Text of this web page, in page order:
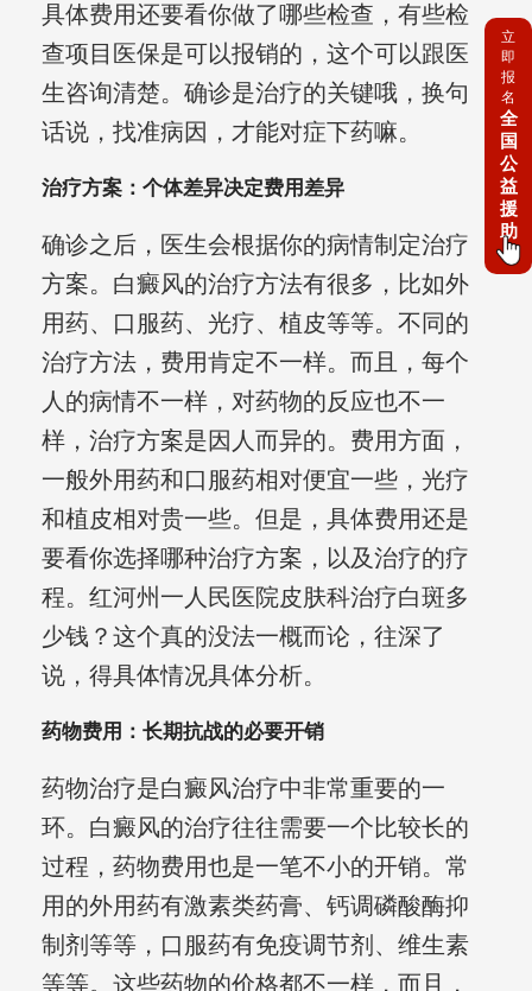
具体费用还要看你做了哪些检查，有些检
查项目医保是可以报销的，这个可以跟医
生咨询清楚。确诊是治疗的关键哦，换句
话说，找准病因，才能对症下药嘛。
治疗方案：个体差异决定费用差异
确诊之后，医生会根据你的病情制定治疗
方案。白癜风的治疗方法有很多，比如外
用药、口服药、光疗、植皮等等。不同的
治疗方法，费用肯定不一样。而且，每个
人的病情不一样，对药物的反应也不一
样，治疗方案是因人而异的。费用方面，
一般外用药和口服药相对便宜一些，光疗
和植皮相对贵一些。但是，具体费用还是
要看你选择哪种治疗方案，以及治疗的疗
程。红河州一人民医院皮肤科治疗白斑多
少钱？这个真的没法一概而论，往深了
说，得具体情况具体分析。
药物费用：长期抗战的必要开销
药物治疗是白癜风治疗中非常重要的一
环。白癜风的治疗往往需要一个比较长的
过程，药物费用也是一笔不小的开销。常
用的外用药有激素类药膏、钙调磷酸酶抑
制剂等等，口服药有免疫调节剂、维生素
等等。这些药物的价格都不一样，而且，
立
即
报
名
全
国
公
益
援
助